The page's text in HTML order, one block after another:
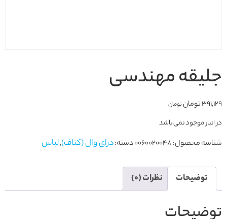
جلیقه مهندسی
391,129تومانتومان
در انبار موجود نمی باشد
شناسه محصول:0060020048دسته:درای وال (کناف),لباس
توضیحات نظرات (0)
توضیحات